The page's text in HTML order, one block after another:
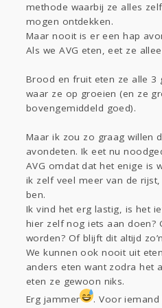
methode waarbij ze alles
mogen ontdekken.
Maar nooit is er een hap
Als we AVG eten, eet ze
Brood en fruit eten ze alle 3
waar ze op groeien (en ze
bovengemiddeld goed).
Maar ik zou zo graag willen
avondeten. Ik eet nu
AVG omdat dat het enige is
ik zelf veel meer van de
ben.
Ik vind het erg lastig, is het
hier zelf nog iets aan doen?
worden? Of blijft dit altijd
We kunnen ook nooit uit
anders eten want zodra het
eten ze gewoon niks.
Erg jammer
. Voor